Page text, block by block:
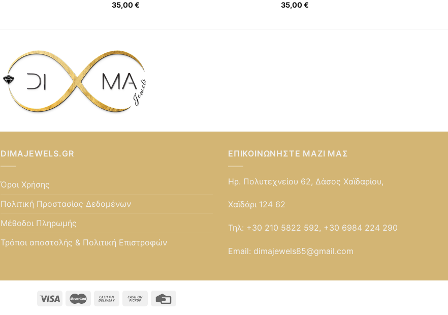
35,00€
35,00€
DIMAJEWELS.GR
Όροι Χρήσης
Πολιτική Προστασίας Δεδομένων
Μέθοδοι Πληρωμής
Τρόποι αποστολής & Πολιτική Επιστροφών
ΕΠΙΚΟΙΝΩΝΉΣΤΕ ΜΑΖΊ ΜΑΣ
Ηρ. Πολυτεχνείου 62, Δάσος Χαϊδαρίου,
Χαϊδάρι 124 62
Τηλ: +30 210 5822 592, +30 6984 224 290
Email: dimajewels85@gmail.com